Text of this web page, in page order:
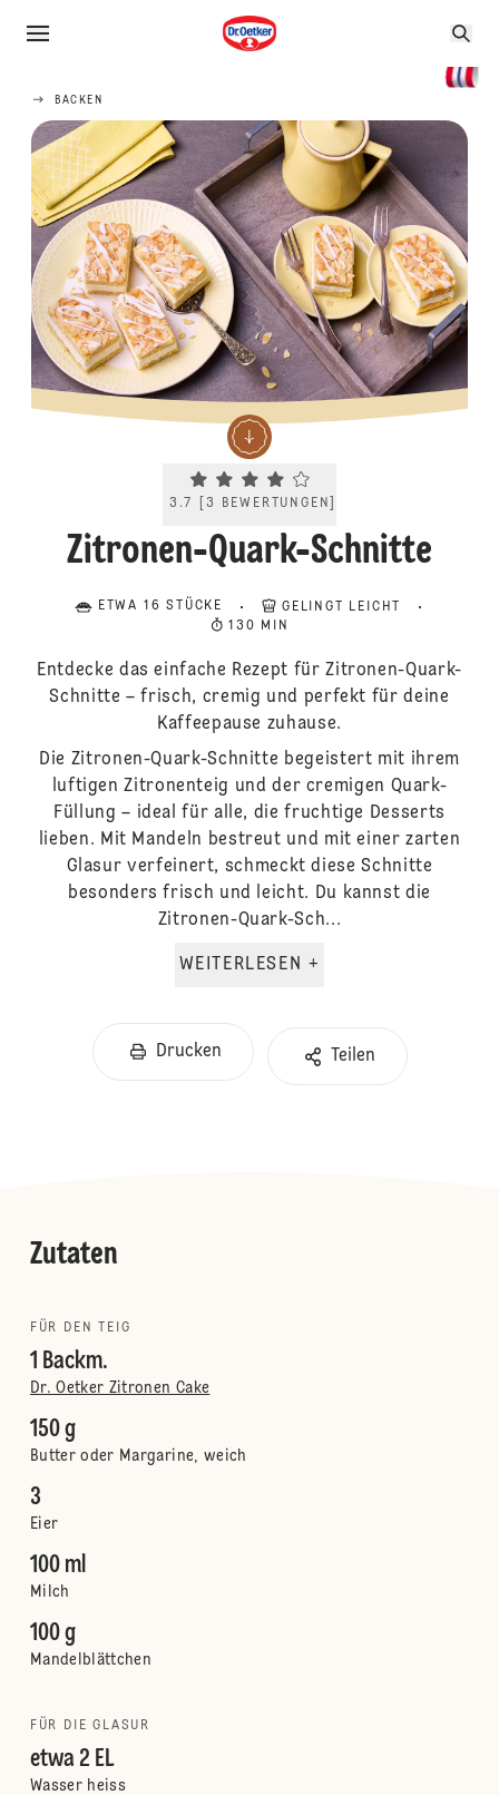
BACKEN
Current rating 3.7. Click to rate.
3.7 3 BEWERTUNGEN
Zitronen-Quark-Schnitte
ETWA 16 STÜCKE
GELINGT LEICHT
130 MIN
Entdecke das einfache Rezept für Zitronen-Quark-
Schnitte – frisch, cremig und perfekt für deine
Kaffeepause zuhause.
Die Zitronen-Quark-Schnitte begeistert mit ihrem
luftigen Zitronenteig und der cremigen Quark-
Füllung – ideal für alle, die fruchtige Desserts
lieben. Mit Mandeln bestreut und mit einer zarten
Glasur verfeinert, schmeckt diese Schnitte
besonders frisch und leicht. Du kannst die
Zitronen-Quark-Sch...
WEITERLESEN +
Drucken Teilen
Zutaten
FÜR DEN TEIG
1 Backm.
Dr. Oetker Zitronen Cake
150 g
Butter oder Margarine, weich
3
Eier
100 ml
Milch
100 g
Mandelblättchen
FÜR DIE GLASUR
etwa 2 EL
Wasser heiss